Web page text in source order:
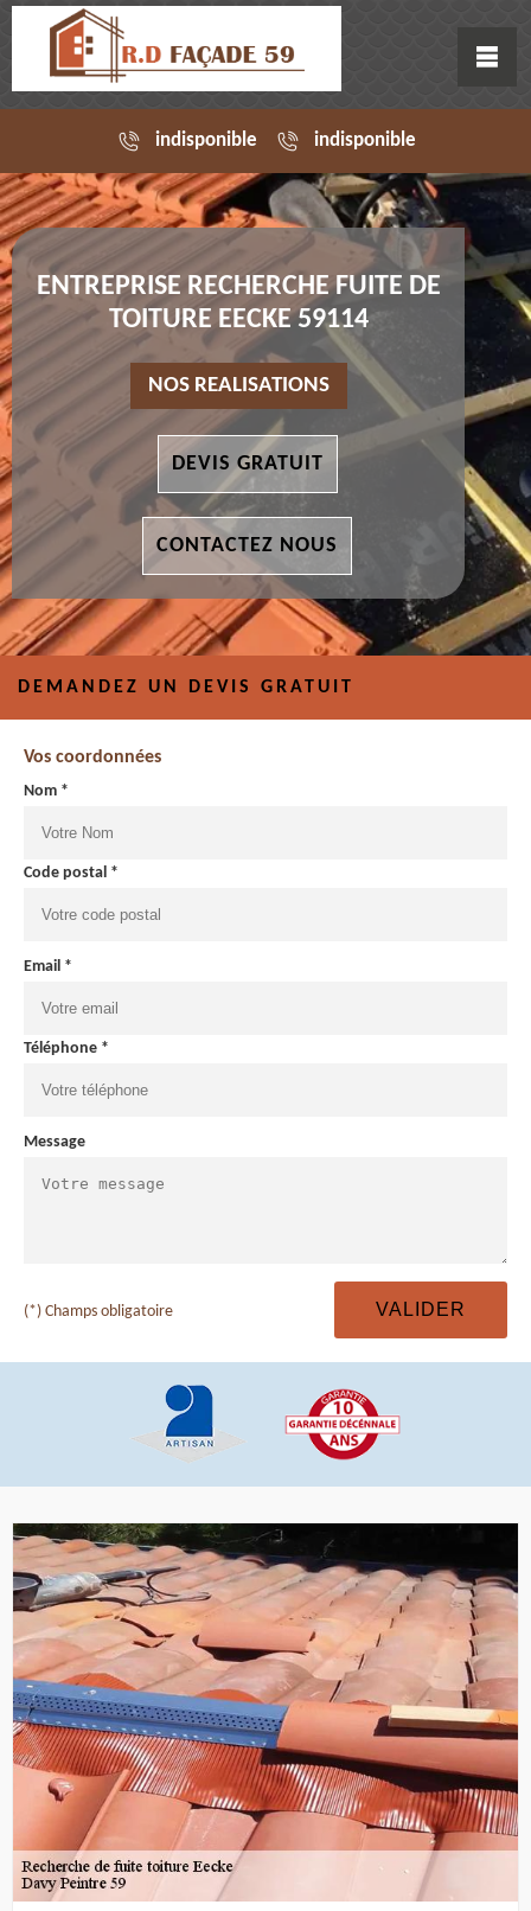
indisponible indisponible
ENTREPRISE RECHERCHE FUITE DE
TOITURE EECKE 59114
NOS REALISATIONS
DEVIS GRATUIT
CONTACTEZ NOUS
DEMANDEZ UN DEVIS GRATUIT
Vos coordonnées
Nom *
Code postal *
Email *
Téléphone *
Message
(*) Champs obligatoire